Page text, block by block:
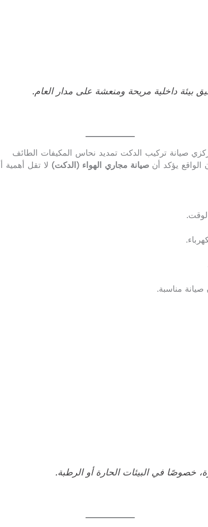
بيئة داخلية مريحة ومنعشة على مدار العام.
صيانة تركيب الدكت تمديد نحاس المكيفات الطائف
الواقع يؤكد أن صيانة مجاري الهواء (الدكت) لا تقل أهمية
مناسبة.
خصوصًا في البيئات الحارة أو الرطبة.